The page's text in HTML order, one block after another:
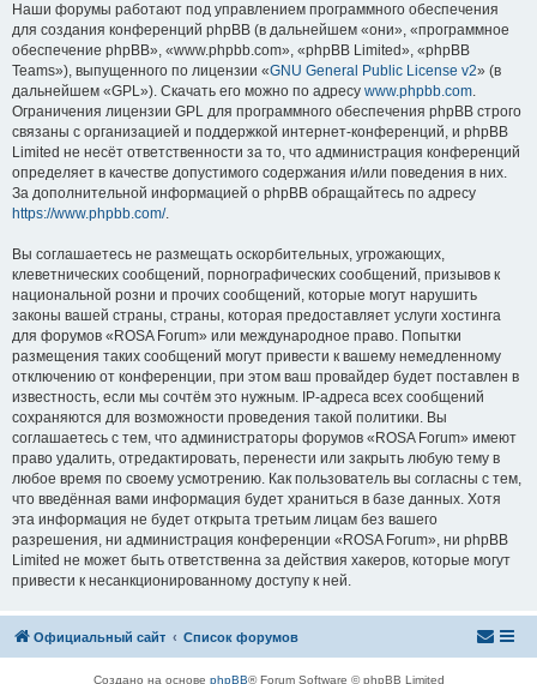
Наши форумы работают под управлением программного обеспечения
для создания конференций phpBB (в дальнейшем «они», «программное
обеспечение phpBB», «www.phpbb.com», «phpBB Limited», «phpBB
Teams»), выпущенного по лицензии «GNU General Public License v2» (в
дальнейшем «GPL»). Скачать его можно по адресу www.phpbb.com.
Ограничения лицензии GPL для программного обеспечения phpBB строго
связаны с организацией и поддержкой интернет-конференций, и phpBB
Limited не несёт ответственности за то, что администрация конференций
определяет в качестве допустимого содержания и/или поведения в них.
За дополнительной информацией о phpBB обращайтесь по адресу
https://www.phpbb.com/.
Вы соглашаетесь не размещать оскорбительных, угрожающих,
клеветнических сообщений, порнографических сообщений, призывов к
национальной розни и прочих сообщений, которые могут нарушить
законы вашей страны, страны, которая предоставляет услуги хостинга
для форумов «ROSA Forum» или международное право. Попытки
размещения таких сообщений могут привести к вашему немедленному
отключению от конференции, при этом ваш провайдер будет поставлен в
известность, если мы сочтём это нужным. IP-адреса всех сообщений
сохраняются для возможности проведения такой политики. Вы
соглашаетесь с тем, что администраторы форумов «ROSA Forum» имеют
право удалить, отредактировать, перенести или закрыть любую тему в
любое время по своему усмотрению. Как пользователь вы согласны с тем,
что введённая вами информация будет храниться в базе данных. Хотя
эта информация не будет открыта третьим лицам без вашего
разрешения, ни администрация конференции «ROSA Forum», ни phpBB
Limited не может быть ответственна за действия хакеров, которые могут
привести к несанкционированному доступу к ней.
Официальный сайт Список форумов
Создано на основе phpBB® Forum Software © phpBB Limited